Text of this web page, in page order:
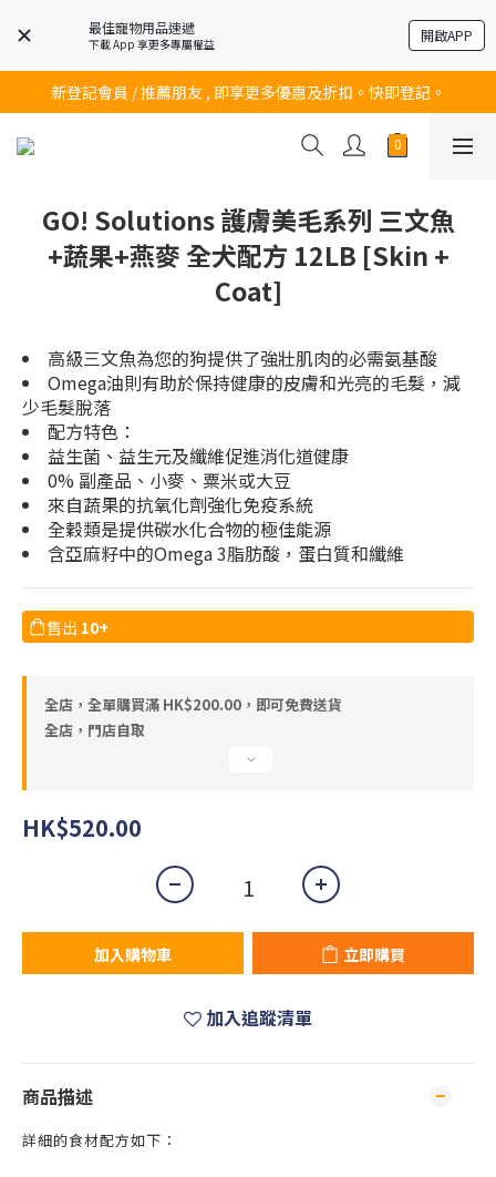
最佳寵物用品速遞
下載 App 享更多專屬權益 開啟APP
訂購滿$200 即可免費送貨!
訂購滿$200 即可免費送貨!
新登記會員 / 推薦朋友 , 即享更多優惠及折扣。快即登記。
訂購滿$200 即可免費送貨!
GO! Solutions 護膚美毛系列 三文魚
+蔬果+燕麥 全犬配方 12LB [Skin +
Coat]
高級三文魚為您的狗提供了強壯肌肉的必需氨基酸
Omega油則有助於保持健康的皮膚和光亮的毛髮，減
少毛髮脫落
配方特色：
益生菌、益生元及纖維促進消化道健康
0% 副產品、小麥、粟米或大豆
來自蔬果的抗氧化劑強化免疫系統
全穀類是提供碳水化合物的極佳能源
含亞麻籽中的Omega 3脂肪酸，蛋白質和纖維
售出 10+
全店，全單購買滿 HK$200.00，即可免費送貨
全店，門店自取
HK$520.00
加入購物車 立即購買
加入追蹤清單
商品描述
詳細的食材配方如下：